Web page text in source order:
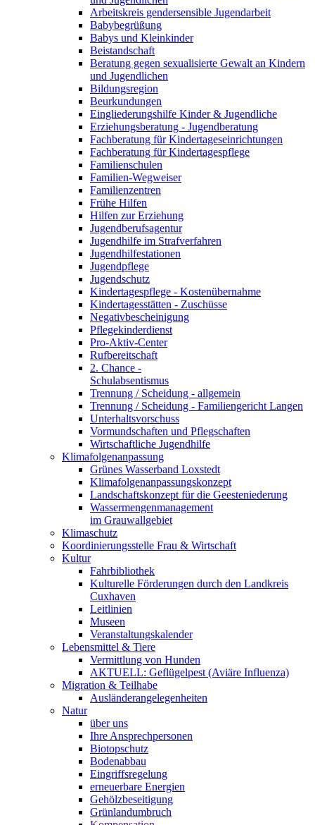
Arbeitskreis gendersensible Jugendarbeit
Babybegrüßung
Babys und Kleinkinder
Beistandschaft
Beratung gegen sexualisierte Gewalt an Kindern
und Jugendlichen
Bildungsregion
Beurkundungen
Eingliederungshilfe Kinder & Jugendliche
Erziehungsberatung - Jugendberatung
Fachberatung für Kindertageseinrichtungen
Fachberatung für Kindertagespflege
Familienschulen
Familien-Wegweiser
Familienzentren
Frühe Hilfen
Hilfen zur Erziehung
Jugendberufsagentur
Jugendhilfe im Strafverfahren
Jugendhilfestationen
Jugendpflege
Jugendschutz
Kindertagespflege - Kostenübernahme
Kindertagesstätten - Zuschüsse
Negativbescheinigung
Pflegekinderdienst
Pro-Aktiv-Center
Rufbereitschaft
2. Chance -
Schulabsentismus
Trennung / Scheidung - allgemein
Trennung / Scheidung - Familiengericht Langen
Unterhaltsvorschuss
Vormundschaften und Pflegschaften
Wirtschaftliche Jugendhilfe
Klimafolgenanpassung
Grünes Wasserband Loxstedt
Klimafolgenanpassungskonzept
Landschaftskonzept für die Geesteniederung
Wassermengenmanagement
im Grauwallgebiet
Klimaschutz
Koordinierungsstelle Frau & Wirtschaft
Kultur
Fahrbibliothek
Kulturelle Förderungen durch den Landkreis
Cuxhaven
Leitlinien
Museen
Veranstaltungskalender
Lebensmittel & Tiere
Vermittlung von Hunden
AKTUELL: Geflügelpest (Aviäre Influenza)
Migration & Teilhabe
Ausländerangelegenheiten
Natur
über uns
Ihre Ansprechpersonen
Biotopschutz
Bodenabbau
Eingriffsregelung
erneuerbare Energien
Gehölzbeseitigung
Grünlandumbruch